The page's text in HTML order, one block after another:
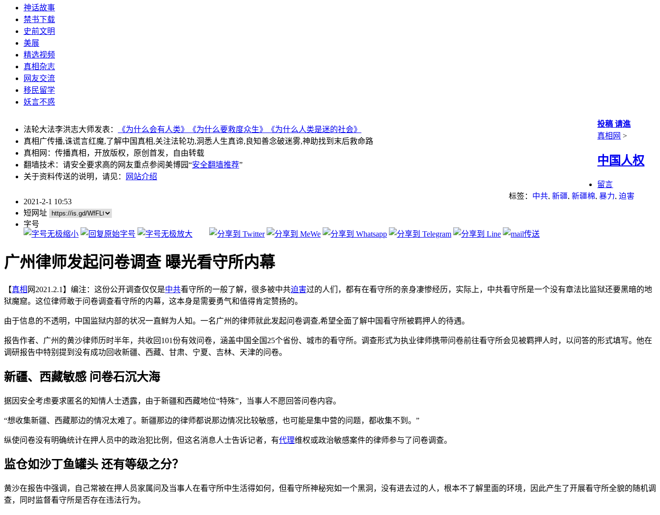
神话故事
禁书下载
史前文明
美展
精选视频
真相杂志
网友交流
移民留学
妖言不惑
法轮大法李洪志大师发表： 《为什么会有人类》 《为什么要救度众生》
《为什么人类是迷的社会》
真相广传播,诛谎言红魔,了解中国真相,关注法轮功,洞悉人生真谛,良知善念破迷雾,神助找到末后救命路
真相网：传播真相，开放版权，原创首发，自由转载
翻墙技术：请安全要求高的网友重点参阅美博园“安全翻墙推荐”
关于资料传送的说明，请见：
网站介绍
投稿 请進
真相网 >
中国人权
留言
标签： 中共, 新疆, 新疆棉, 暴力, 迫害
2021-2-1 10:53
短网址
字号
广州律师发起问卷调查 曝光看守所内幕
【真相 网2021.2.1】编注：这份公开调查仅仅是中共看守所的一般了解，很多被中共迫害过的人们，都有在看守所的亲身凄惨经历，实际上，中共看守所是一个没有章法比监狱还要黑暗的地
狱魔窟。这位律师敢于问卷调查看守所的内幕，这本身是需要勇气和值得肯定赞扬的。
由于信息的不透明，中国监狱内部的状况一直鲜为人知。一名广州的律师就此发起问卷调查,希望全面了解中国看守所被羁押人的待遇。
报告作者、广州的黄沙律师历时半年，共收回101份有效问卷，涵盖中国全国25个省份、城市的看守所。调查形式为执业律师携带问卷前往看守所会见被羁押人时，以问答的形式填写。他在
调研报告中特别提到没有成功回收新疆、西藏、甘肃、宁夏、吉林、天津的问卷。
新疆、西藏敏感 问卷石沉大海
据因安全考虑要求匿名的知情人士透露，由于新疆和西藏地位“特殊”，当事人不愿回答问卷内容。
“想收集新疆、西藏那边的情况太难了。新疆那边的律师都说那边情况比较敏感，也可能是集中营的问题，都收集不到。”
纵使问卷没有明确统计在押人员中的政治犯比例，但这名消息人士告诉记者，有代理维权或政治敏感案件的律师参与了问卷调查。
监仓如沙丁鱼罐头 还有等级之分？
黄沙在报告中强调，自己常被在押人员家属问及当事人在看守所中生活得如何，但看守所神秘宛如一个黑洞，没有进去过的人，根本不了解里面的环境，因此产生了开展看守所全貌的随机调
查，同时监督看守所是否存在违法行为。